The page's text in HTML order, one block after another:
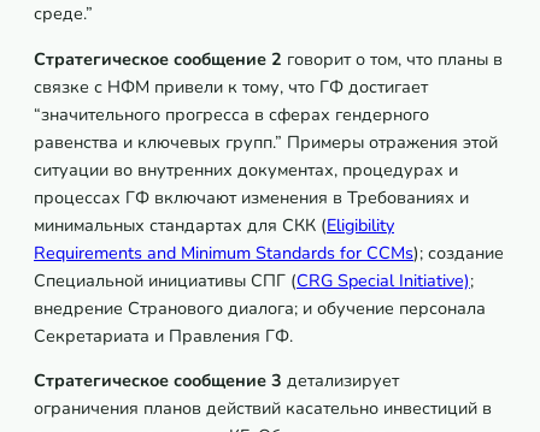
среде.”
Стратегическое сообщение 2 говорит о том, что планы в
связке с НФМ привели к тому, что ГФ достигает
“значительного прогресса в сферах гендерного
равенства и ключевых групп.” Примеры отражения этой
ситуации во внутренних документах, процедурах и
процессах ГФ включают изменения в Требованиях и
минимальных стандартах для СКК (Eligibility
Requirements and Minimum Standards for CCMs); создание
Специальной инициативы СПГ (CRG Special Initiative);
внедрение Странового диалога; и обучение персонала
Секретариата и Правления ГФ.
Стратегическое сообщение 3 детализирует
ограничения планов действий касательно инвестиций в